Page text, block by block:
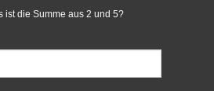
ist die Summe aus 2 und 5?